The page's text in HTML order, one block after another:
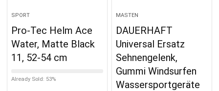
SPORT
Pro-Tec Helm Ace
Water, Matte Black
11, 52-54 cm
Already Sold: 53%
MASTEN
DAUERHAFT
Universal Ersatz
Sehnengelenk,
Gummi Windsurfen
Wassersportgeräte